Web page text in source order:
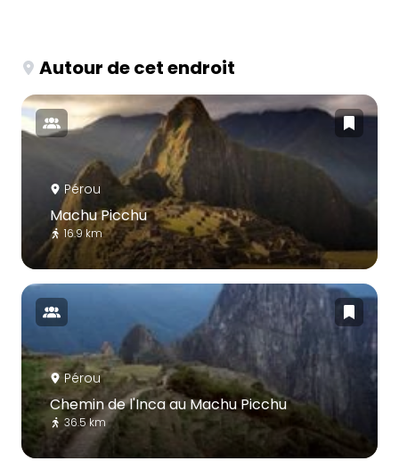
Autour de cet endroit
Pérou
Machu Picchu
16.9 km
Pérou
Chemin de l'Inca au Machu Picchu
36.5 km